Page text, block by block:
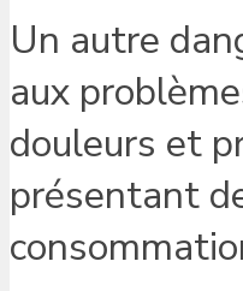
Un autre
aux
douleurs et
présentant